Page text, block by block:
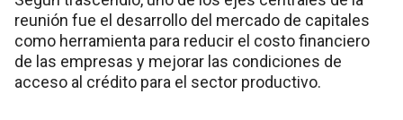
reunión fue el desarrollo del mercado de capitales
como herramienta para reducir el costo financiero
de las empresas y mejorar las condiciones de
acceso al crédito para el sector productivo.